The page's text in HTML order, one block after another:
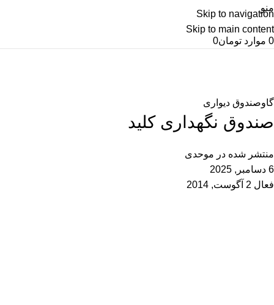
Skip to navigation
Skip to main content
منو
0 موارد تومان0
گاوصندوق دیواری
صندوق نگهداری کلید
منتشر شده در موحدی
6 دسامبر, 2025
فعال 2 آگوست, 2014